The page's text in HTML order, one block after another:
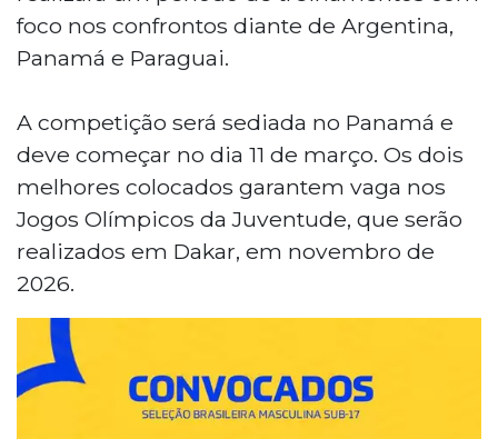
foco nos confrontos diante de Argentina,
Panamá e Paraguai.
A competição será sediada no Panamá e
deve começar no dia 11 de março. Os dois
melhores colocados garantem vaga nos
Jogos Olímpicos da Juventude, que serão
realizados em Dakar, em novembro de
2026.